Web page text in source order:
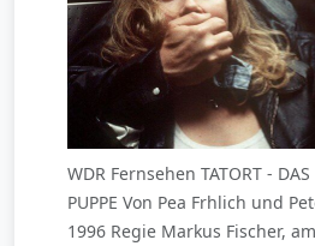
WDR Fernsehen TATORT - DAS
PUPPE Von Pea Frhlich und
1996 Regie Markus Fischer,